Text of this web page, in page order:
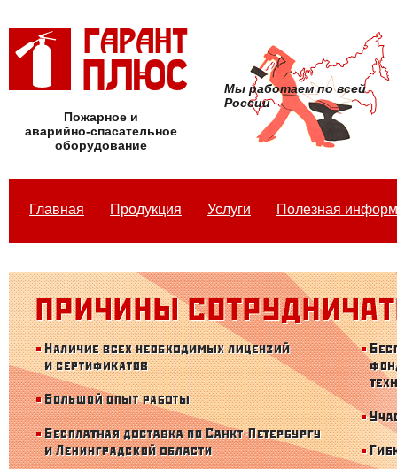
Пожарное и
аварийно-спасательное
оборудование
Мы работаем по всей
России
Главная Продукция Услуги Полезная